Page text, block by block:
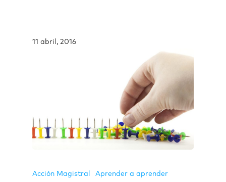
11 abril, 2016
Acción Magistral Aprender a aprender